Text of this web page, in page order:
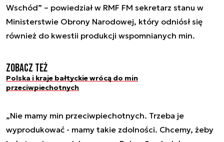
Wschód” – powiedział w RMF FM sekretarz stanu w
Ministerstwie Obrony Narodowej, który odniósł się
również do kwestii produkcji wspomnianych min.
Zobacz też
Polska i kraje bałtyckie wrócą do min
przeciwpiechotnych
„Nie mamy min przeciwpiechotnych. Trzeba je
wyprodukować - mamy takie zdolności. Chcemy, żeby